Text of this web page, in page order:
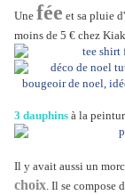
Une fée et sa pluie
moins de 5 € chez
3 dauphins à la
Il y avait aussi un
choix. Il se compose